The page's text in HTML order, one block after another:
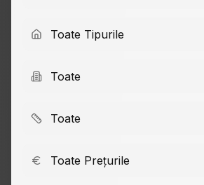
Toate Tipurile
Toate
Toate
Toate Prețurile